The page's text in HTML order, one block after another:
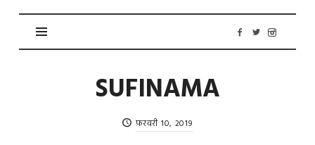
SUFINAMA
फ़रवरी 10, 2019